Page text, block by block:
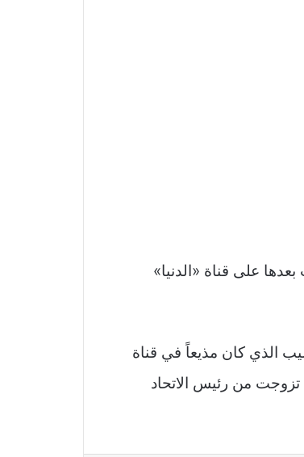
بعدها على قناة «الدنيا»
الذي كان مذيعاً في قناة
تزوجت من رئيس الاتحاد